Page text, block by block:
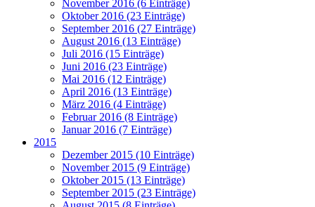
November 2016 (6 Einträge)
Oktober 2016 (23 Einträge)
September 2016 (27 Einträge)
August 2016 (13 Einträge)
Juli 2016 (15 Einträge)
Juni 2016 (23 Einträge)
Mai 2016 (12 Einträge)
April 2016 (13 Einträge)
März 2016 (4 Einträge)
Februar 2016 (8 Einträge)
Januar 2016 (7 Einträge)
2015
Dezember 2015 (10 Einträge)
November 2015 (9 Einträge)
Oktober 2015 (13 Einträge)
September 2015 (23 Einträge)